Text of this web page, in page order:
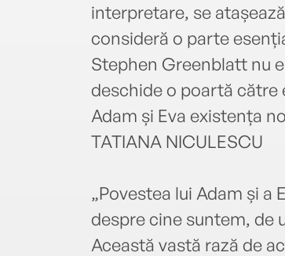
interpretare, se
consideră o parte
Stephen Greenblatt nu
deschide o poartă către
Adam și Eva existența
TATIANA NICULESCU
„Povestea lui Adam și a
despre cine suntem, de
Această vastă rază de